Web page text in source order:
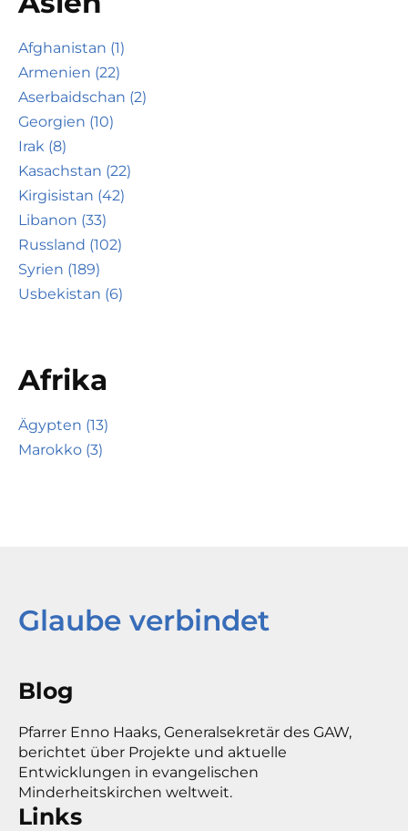
Afghanistan (1)
Armenien (22)
Aserbaidschan (2)
Georgien (10)
Irak (8)
Kasachstan (22)
Kirgisistan (42)
Libanon (33)
Russland (102)
Syrien (189)
Usbekistan (6)
Afrika
Ägypten (13)
Marokko (3)
Glaube verbindet
Blog
Pfarrer Enno Haaks, Generalsekretär des GAW,
berichtet über Projekte und aktuelle
Entwicklungen in evangelischen
Minderheitskirchen weltweit.
Links